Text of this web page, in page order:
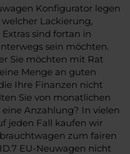
Konfigurator legen
Lackierung,
sind fortan in
sein möchten.
Sie möchten mit Rat
Menge an guten
Ihre Finanzen nicht
Sie von monatlichen
Anzahlung? In vielen
jeden Fall kaufen wir
zum fairen
EU-Neuwagen nicht